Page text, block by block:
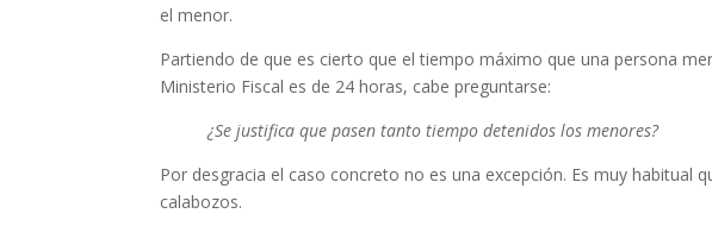
el menor.
Partiendo de que es cierto que el tiempo máximo que una persona
Ministerio Fiscal es de 24 horas, cabe preguntarse:
¿Se justifica que pasen tanto tiempo detenidos los menores?
Por desgracia el caso concreto no es una excepción. Es muy habitual
calabozos.